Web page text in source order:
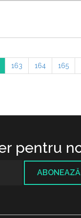
163 164 165
pentru